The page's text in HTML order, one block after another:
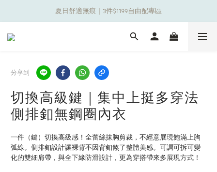
夏日舒適無痕｜3件$1199自由配專區
夏日舒適無痕｜3件$1199自由配專區
新朋友限定✨加入官方LINE領$50購物金
分享到
切換高級鍵｜集中上挺多穿法
側排釦無鋼圈內衣
一件（鍵）切換高級感！全蕾絲抹胸剪裁，不經意展現飽滿上胸
弧線。側排釦設計讓裸背不因背釦煞了整體美感。可調可拆可變
化的雙細肩帶，與全下緣防滑設計，更為穿搭帶來多展現方式！